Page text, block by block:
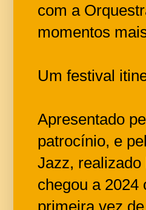
com a
momentos
Um festival
Apresentado
patrocínio, e
Jazz,
chegou a 2024
primeira vez